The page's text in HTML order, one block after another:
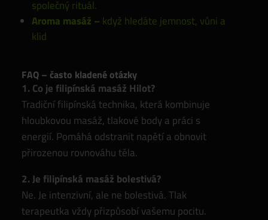
společný rituál.
Aroma masáž – když hledáte jemnost, vůni a
klid
FAQ – často kladené otázky
1. Co je filipínská masáž Hilot?
Tradiční filipínská technika, která kombinuje
hloubkovou masáž, tlakové body a práci s
energií. Pomáhá odstranit napětí a obnovit
přirozenou rovnováhu těla.
2. Je filipínská masáž bolestivá?
Ne. Je intenzivní, ale ne bolestivá. Tlak
terapeutka vždy přizpůsobí vašemu pocitu.